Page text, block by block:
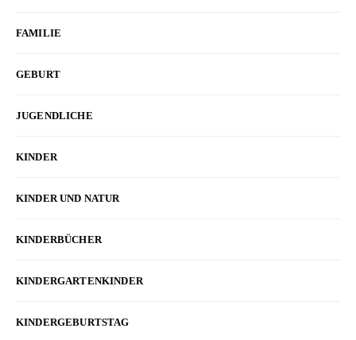
FAMILIE
GEBURT
JUGENDLICHE
KINDER
KINDER UND NATUR
KINDERBÜCHER
KINDERGARTENKINDER
KINDERGEBURTSTAG